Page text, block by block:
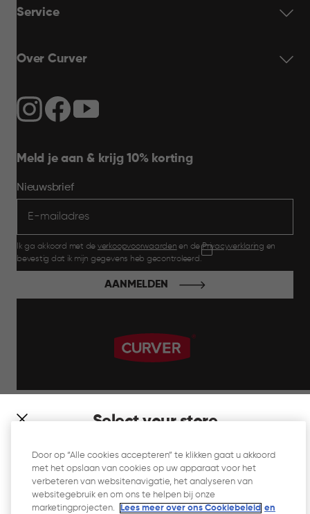
Select your store
which store would you like to shop?
Service
Over Curver
Meld je aan & krijg 10% korting
Nieuwsbrief
Ik ga akkoord met de verkoopvoorwaarden en dePrivacyverklaring en
bevestig dat ik mijn gegevens heb gecontroleerd.
AANMELDEN
Website Gebruiksvoorwaarden
Privacyverklaring
Door op “Alle cookies accepteren” te klikken gaat u akkoord
met het opslaan van cookies op uw apparaat voor het
verbeteren van websitenavigatie, het analyseren van
websitegebruik en om ons te helpen bij onze
marketingprojecten.
Lees meer over ons Cookiebeleid en